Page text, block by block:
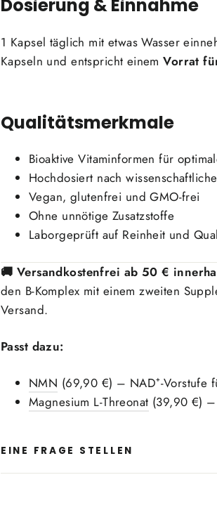
Dosierung & Einnahme
1 Kapsel täglich mit etwas Wasser
Kapseln und entspricht einemVorrat
Qualitätsmerkmale
Bioaktive Vitaminformen für
Hochdosiert nach
Vegan, glutenfrei und GMO-frei
Ohne unnötige Zusatzstoffe
Laborgeprüft auf Reinheit und
🚚 Versandkostenfrei ab 50 €
den B-Komplex mit einem zweiten
Versand.
Passt dazu:
NMN (69,90 €) – NAD⁺-Vorstufe
Magnesium L-Threonat (39,90 €)
EINE FRAGE STELLEN